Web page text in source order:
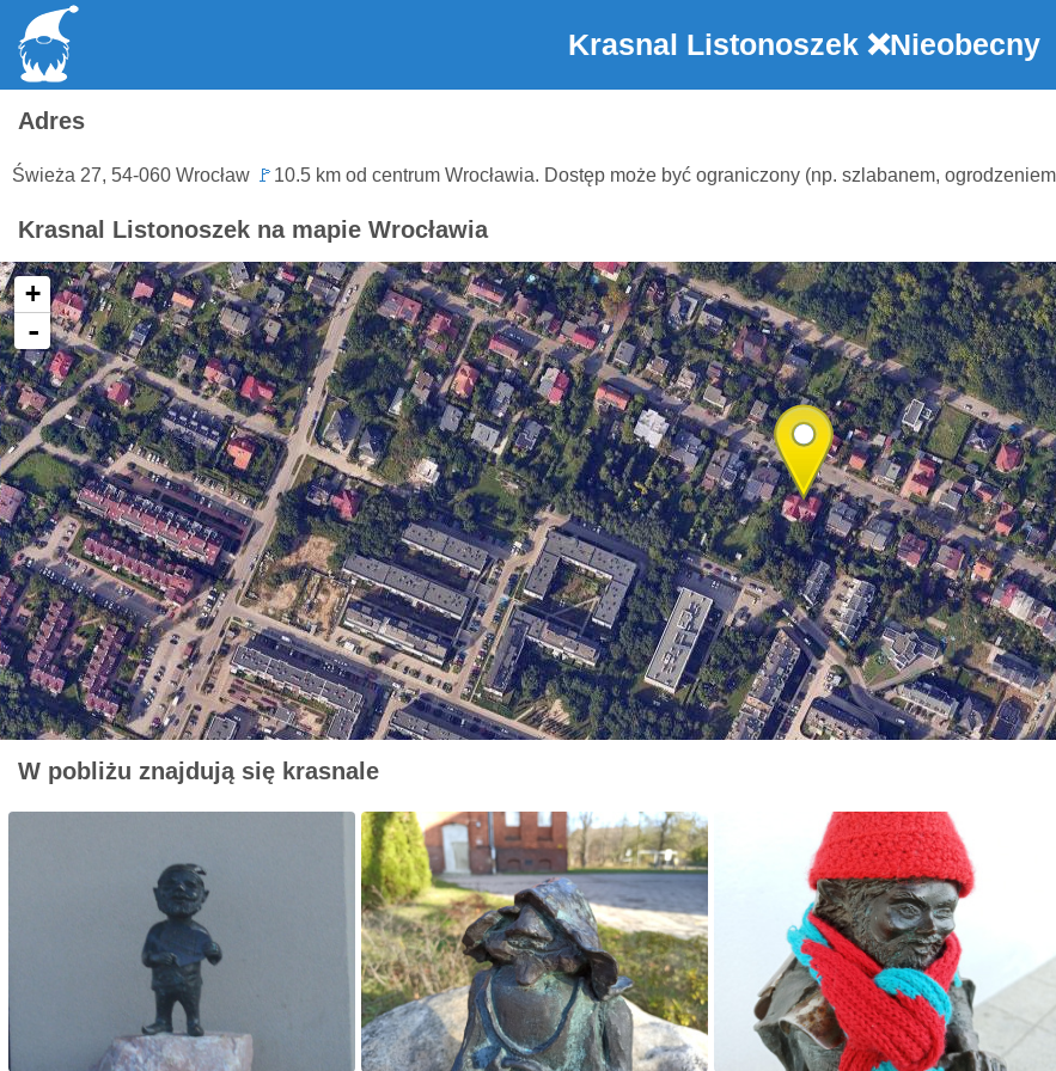
Krasnal Listonoszek ❌Nieobecny
Adres
Świeża 27, 54-060 Wrocław 🚩 10.5 km od centrum Wrocławia. Dostęp może być ograniczony (np. szlabanem,
Krasnal Listonoszek na mapie Wrocławia
+
-
W pobliżu znajdują się krasnale